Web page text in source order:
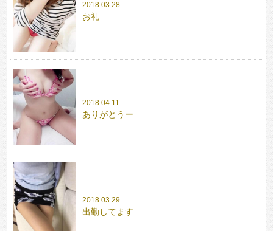
2018.03.28
お礼
2018.04.11
ありがとうー
2018.03.29
出勤してます